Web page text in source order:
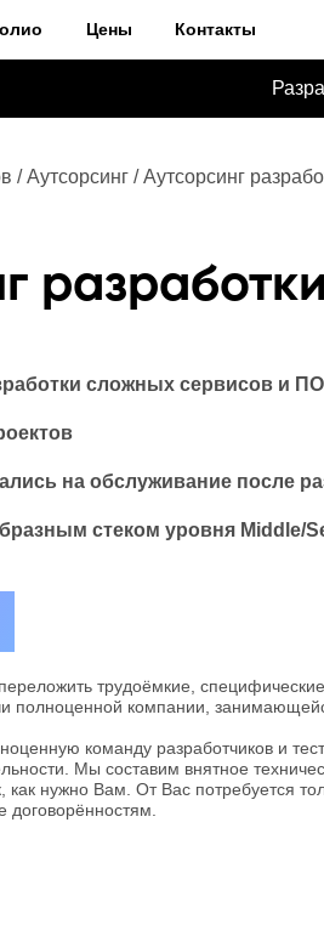
Цены Контакты
/Аутсорсинг /Аутсорсинг
разработки
сложных сервисов и ПО
на обслуживание после
стеком уровня Middle/
трудоёмкие,
полноценной компании,
команду разработчиков и
Мы составим внятное
как нужно Вам. От Вас потребуется